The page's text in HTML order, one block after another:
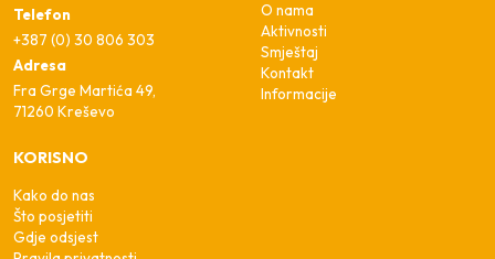
Telefon
+387 (0) 30 806 303
Adresa
Fra Grge Martića 49,
71260 Kreševo
O nama
Aktivnosti
Smještaj
Kontakt
Informacije
KORISNO
Kako do nas
Što posjetiti
Gdje odsjest